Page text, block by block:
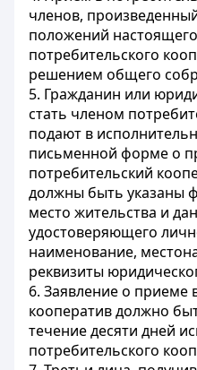
членов,
положений
потребительского
решением общего
5. Гражданин или
стать членом
подают в
письменной форме о
потребительский
должны быть указаны
место жительства и
удостоверяющего
наименование,
реквизиты
6. Заявление о приеме
кооператив должно
течение десяти дней
потребительского